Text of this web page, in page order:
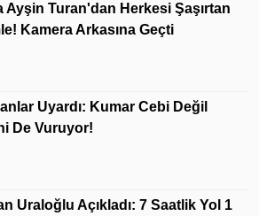
Ayşin Turan'dan Herkesi Şaşırtan
Kamera Arkasına Geçti
Uyardı: Kumar Cebi Değil
De Vuruyor!
Uraloğlu Açıkladı: 7 Saatlik Yol 1